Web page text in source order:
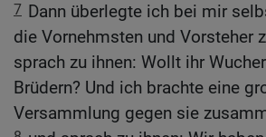
7 Dann überlegte ich bei mir
die Vornehmsten und Vorsteher
sprach zu ihnen: Wollt ihr
Brüdern? Und ich brachte eine
Versammlung gegen sie